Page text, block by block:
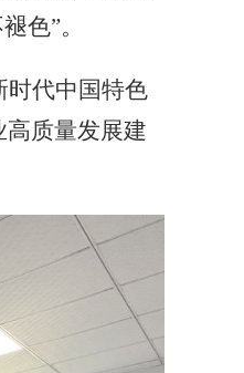
色”。
时代中国特色
质量发展建